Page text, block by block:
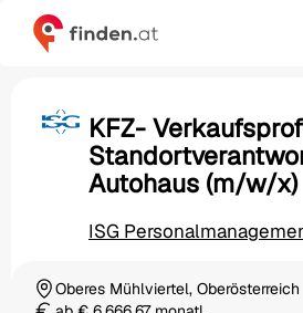
KFZ-
Autohaus (m/w/x)
ISG
Ortschaft
Oberes Mühlviertel, Oberösterreich